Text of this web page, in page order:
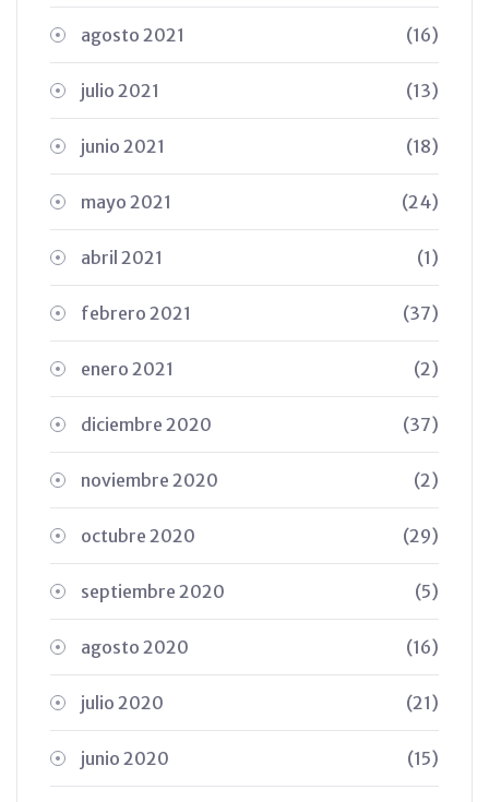
agosto 2021 (16)
julio 2021 (13)
junio 2021 (18)
mayo 2021 (24)
abril 2021 (1)
febrero 2021 (37)
enero 2021 (2)
diciembre 2020 (37)
noviembre 2020 (2)
octubre 2020 (29)
septiembre 2020 (5)
agosto 2020 (16)
julio 2020 (21)
junio 2020 (15)